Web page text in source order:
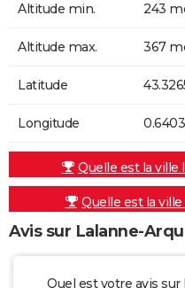
Altitude min. 243
Altitude max. 367
Latitude
Longitude
Quelle est la ville
Quelle est la
Avis sur Lalanne-
Quel est votre avis sur